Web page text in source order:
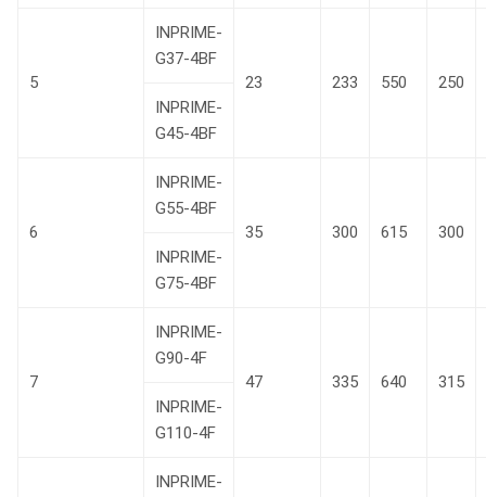
5
INPRIME-
G37-4BF
23
233 550
250
INPRIME-
G45-4BF
6
INPRIME-
G55-4BF
35
300 615
300
INPRIME-
G75-4BF
7
INPRIME-
G90-4F
47
335 640
315
INPRIME-
G110-4F
INPRIME-